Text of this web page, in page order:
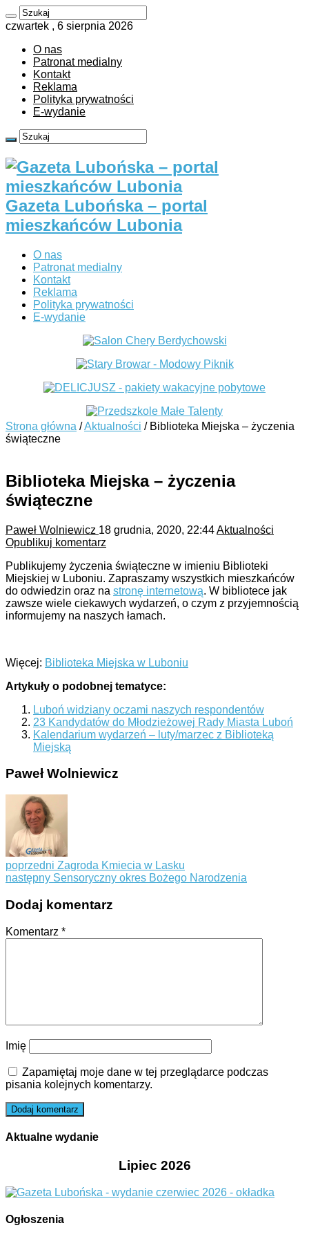
czwartek , 6 sierpnia 2026
O nas
Patronat medialny
Kontakt
Reklama
Polityka prywatności
E-wydanie
Gazeta Lubońska – portal
mieszkańców Lubonia
O nas
Patronat medialny
Kontakt
Reklama
Polityka prywatności
E-wydanie
Strona główna /Aktualności / Biblioteka Miejska – życzenia
świąteczne
Biblioteka Miejska – życzenia
świąteczne
Paweł Wolniewicz 18 grudnia, 2020, 22:44Aktualności
Opublikuj komentarz
Publikujemy życzenia świąteczne w imieniu Biblioteki
Miejskiej w Luboniu. Zapraszamy wszystkich mieszkańców
do odwiedzin oraz na stronę internetową. W bibliotece jak
zawsze wiele ciekawych wydarzeń, o czym z przyjemnością
informujemy na naszych łamach.
Więcej: Biblioteka Miejska w Luboniu
Artykuły o podobnej tematyce:
Luboń widziany oczami naszych respondentów
23 Kandydatów do Młodzieżowej Rady Miasta Luboń
Kalendarium wydarzeń – luty/marzec z Biblioteką
Miejską
Paweł Wolniewicz
poprzedni Zagroda Kmiecia w Lasku
następny Sensoryczny okres Bożego Narodzenia
Dodaj komentarz
Komentarz *
Imię
Zapamiętaj moje dane w tej przeglądarce podczas
pisania kolejnych komentarzy.
Aktualne wydanie
Lipiec 2026
Ogłoszenia